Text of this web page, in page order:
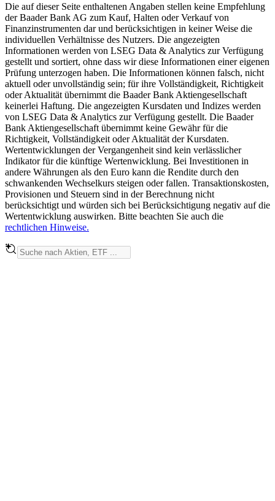
Die auf dieser Seite enthaltenen Angaben stellen keine Empfehlung
der Baader Bank AG zum Kauf, Halten oder Verkauf von
Finanzinstrumenten dar und berücksichtigen in keiner Weise die
individuellen Verhältnisse des Nutzers. Die angezeigten
Informationen werden von LSEG Data & Analytics zur Verfügung
gestellt und sortiert, ohne dass wir diese Informationen einer eigenen
Prüfung unterzogen haben. Die Informationen können falsch, nicht
aktuell oder unvollständig sein; für ihre Vollständigkeit, Richtigkeit
oder Aktualität übernimmt die Baader Bank Aktiengesellschaft
keinerlei Haftung. Die angezeigten Kursdaten und Indizes werden
von LSEG Data & Analytics zur Verfügung gestellt. Die Baader
Bank Aktiengesellschaft übernimmt keine Gewähr für die
Richtigkeit, Vollständigkeit oder Aktualität der Kursdaten.
Wertentwicklungen der Vergangenheit sind kein verlässlicher
Indikator für die künftige Wertenwicklung. Bei Investitionen in
andere Währungen als den Euro kann die Rendite durch den
schwankenden Wechselkurs steigen oder fallen. Transaktionskosten,
Provisionen und Steuern sind in der Berechnung nicht
berücksichtigt und würden sich bei Berücksichtigung negativ auf die
Wertentwicklung auswirken. Bitte beachten Sie auch die
rechtlichen Hinweise.